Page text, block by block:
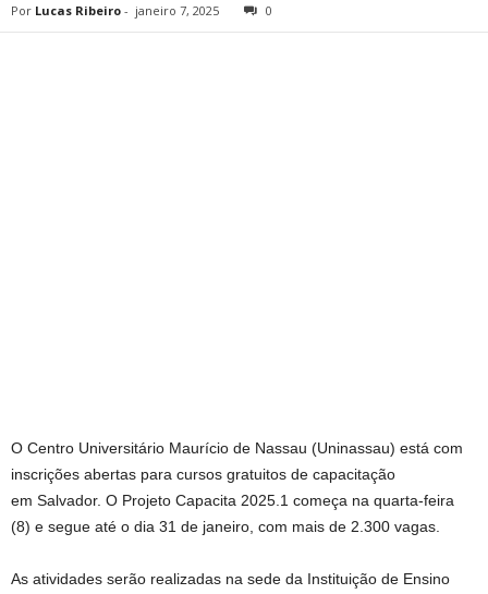
Por Lucas Ribeiro - janeiro 7, 2025 0
O Centro Universitário Maurício de Nassau (Uninassau) está com
inscrições abertas para cursos gratuitos de capacitação
em Salvador. O Projeto Capacita 2025.1 começa na quarta-feira
(8) e segue até o dia 31 de janeiro, com mais de 2.300 vagas.
As atividades serão realizadas na sede da Instituição de Ensino